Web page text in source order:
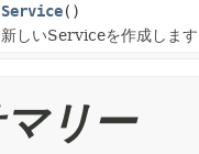
Service()
新しいServiceを作成しま
リー